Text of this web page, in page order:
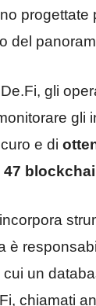
progettate
del
De.Fi, gli
gli
e di
è
un
chiamati